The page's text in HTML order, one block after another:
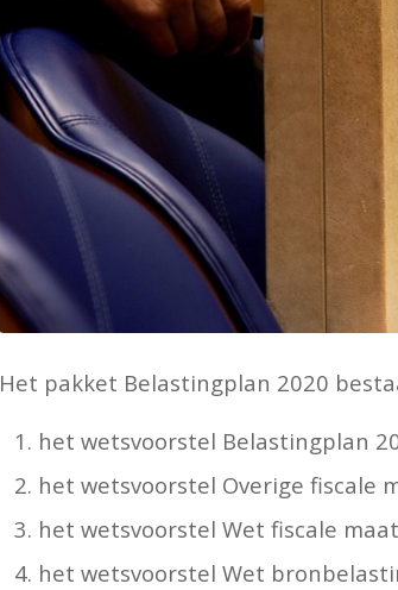
Het pakket Belastingplan 2020
het wetsvoorstel Belastingplan
het wetsvoorstel Overige fiscale
het wetsvoorstel Wet fiscale
het wetsvoorstel Wet